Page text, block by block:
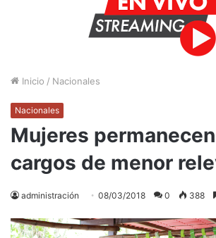
Inicio / Nacionales
Nacionales
Mujeres
cargos de menor
administración 08/03/2018 0 388